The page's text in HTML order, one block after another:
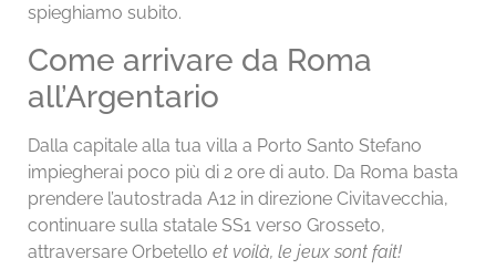
spieghiamo subito.
Come arrivare da Roma
all’Argentario
Dalla capitale alla tua villa a Porto Santo Stefano
impiegherai poco più di 2 ore di auto. Da Roma basta
prendere l’autostrada A12 in direzione Civitavecchia,
continuare sulla statale SS1 verso Grosseto,
attraversare Orbetello et voilà, le jeux sont fait!